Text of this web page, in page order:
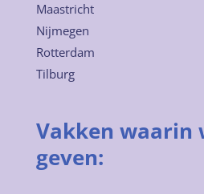
Maastricht
Nijmegen
Rotterdam
Tilburg
Vakken waarin
geven: